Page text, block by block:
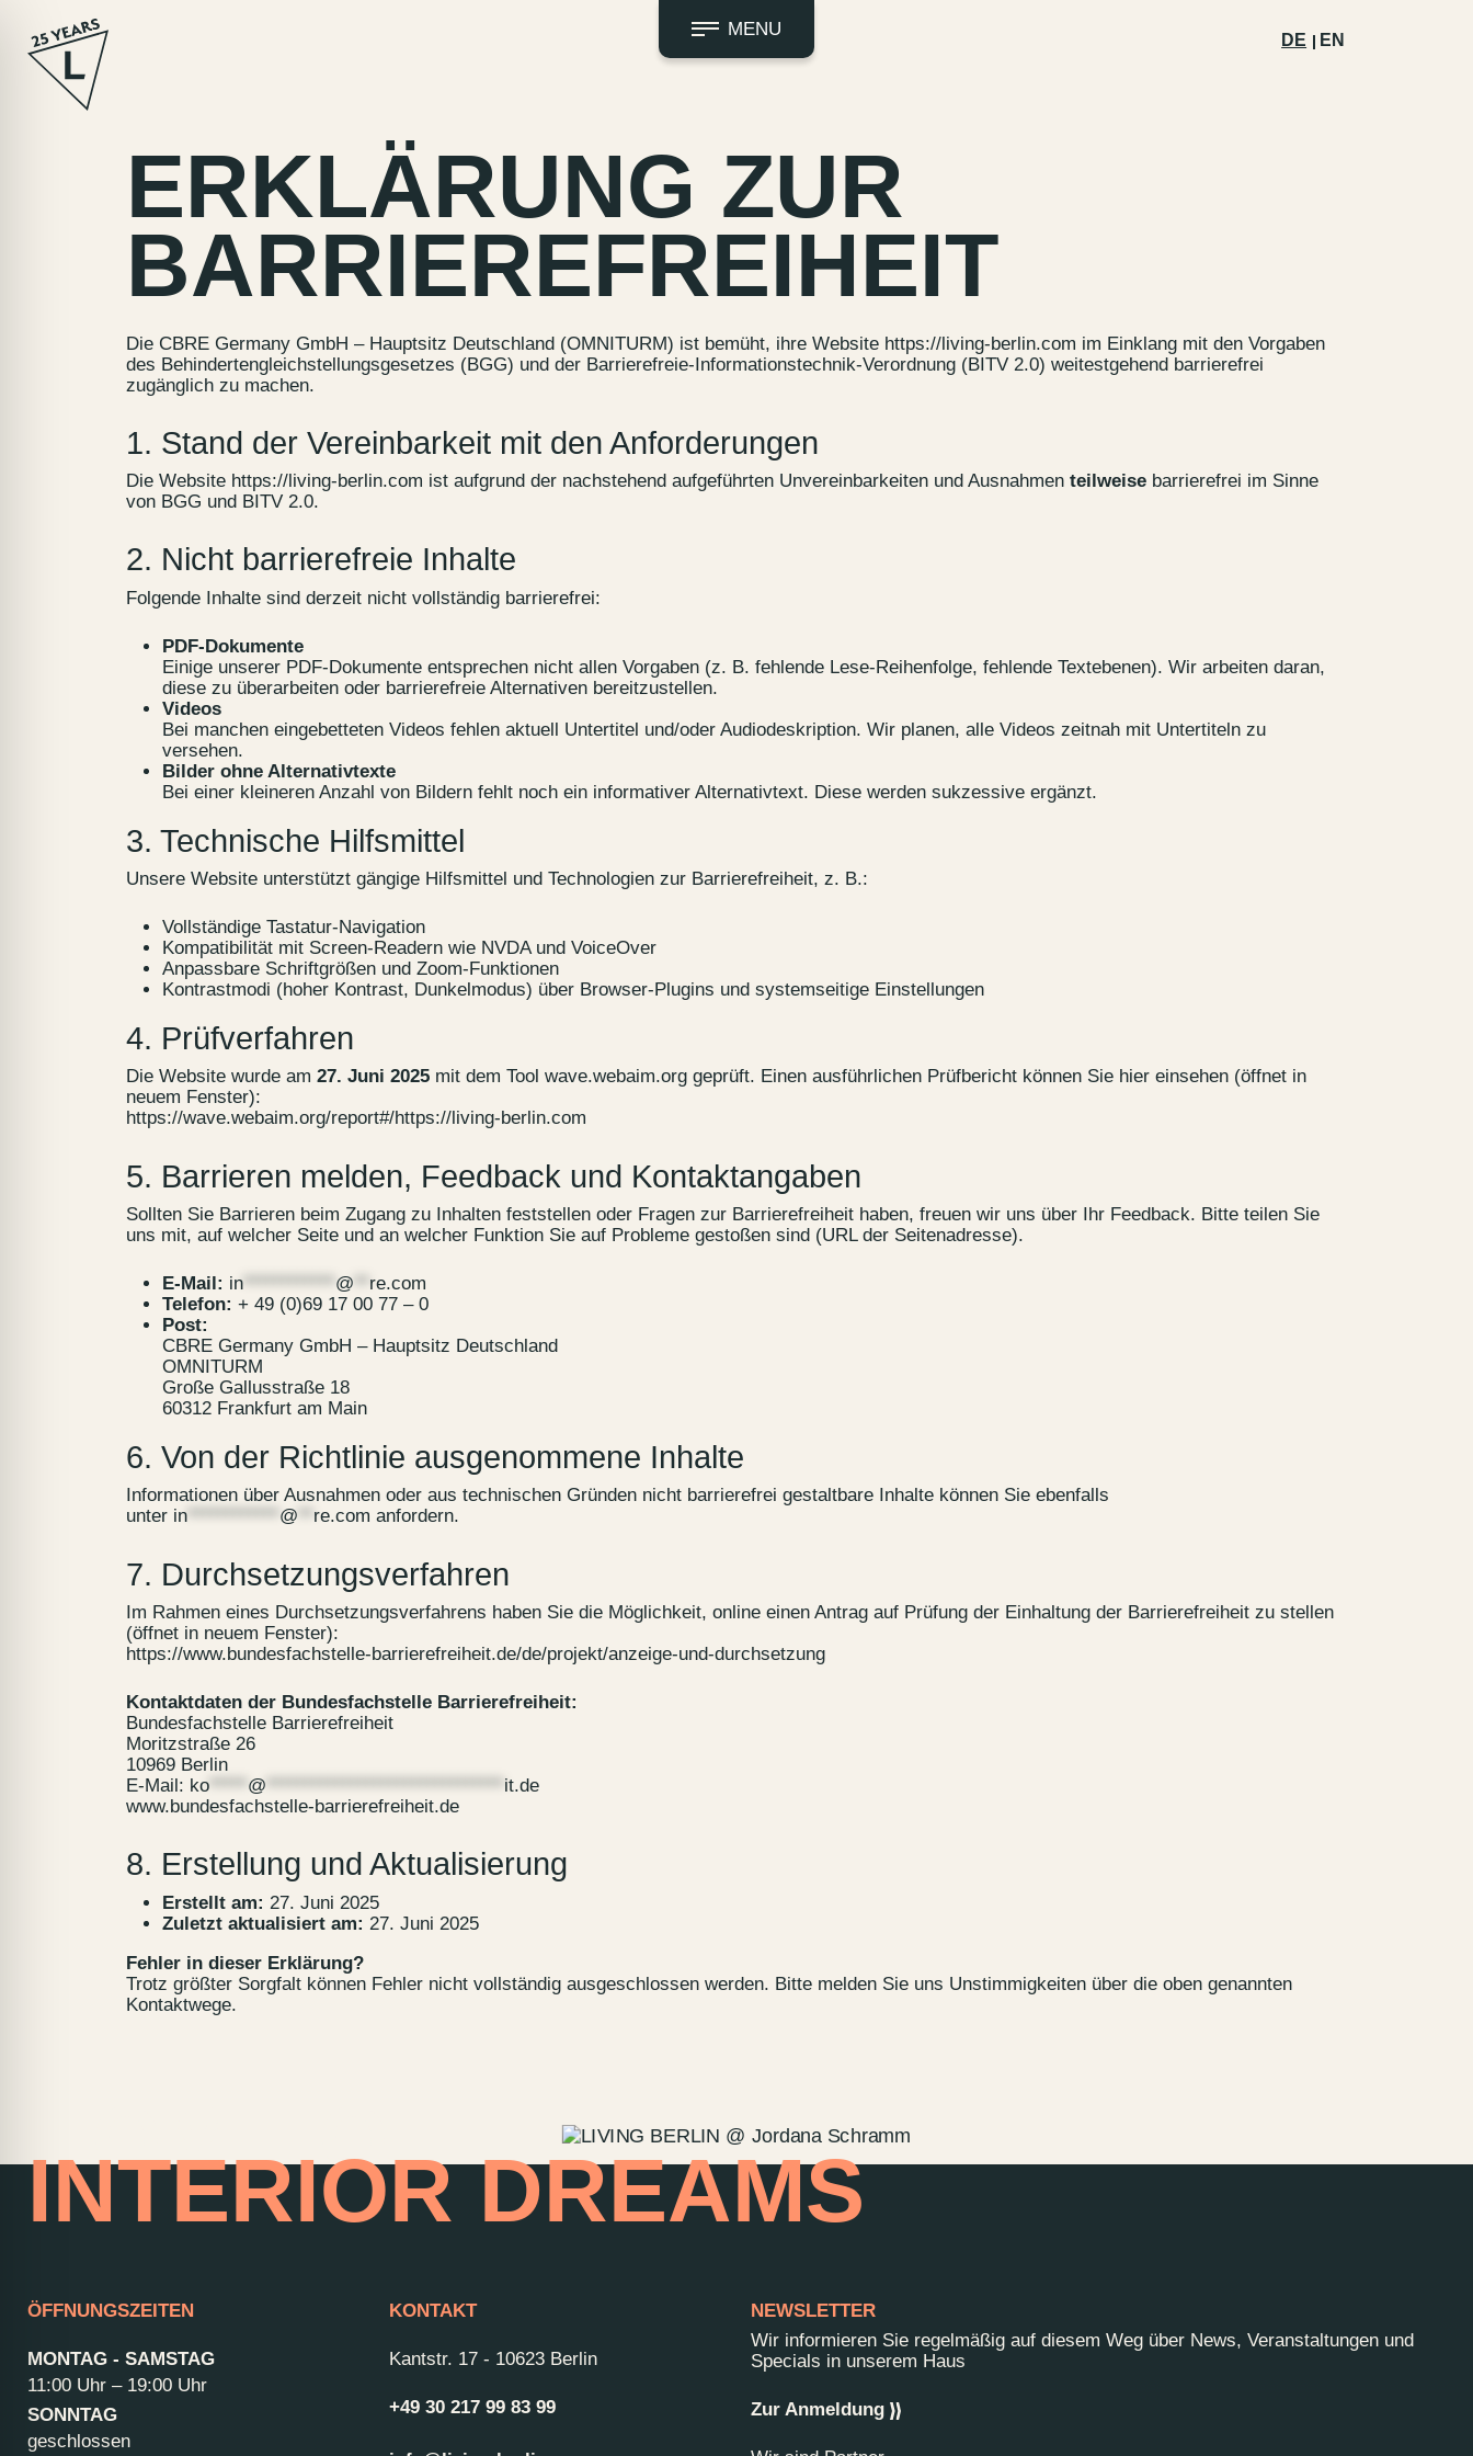
Inhalt
springen
MENU
DE EN
Kontakt
Jobs
Wedding Planner
ERKLÄRUNG ZUR
BARRIEREFREIHEIT
Die CBRE Germany GmbH – Hauptsitz Deutschland (OMNITURM) ist bemüht, ihre Website https://living-berlin.com im Einklang mit den Vorgaben
des Behindertengleichstellungsgesetzes (BGG) und der Barrierefreie-Informationstechnik-Verordnung (BITV 2.0) weitestgehend barrierefrei
zugänglich zu machen.
1. Stand der Vereinbarkeit mit den Anforderungen
Die Website https://living-berlin.com ist aufgrund der nachstehend aufgeführten Unvereinbarkeiten und Ausnahmen teilweisebarrierefrei im Sinne
von BGG und BITV 2.0.
2. Nicht barrierefreie Inhalte
Folgende Inhalte sind derzeit nicht vollständig barrierefrei:
PDF-Dokumente
Einige unserer PDF-Dokumente entsprechen nicht allen Vorgaben (z. B. fehlende Lese-Reihenfolge, fehlende Textebenen). Wir arbeiten daran,
diese zu überarbeiten oder barrierefreie Alternativen bereitzustellen.
Videos
Bei manchen eingebetteten Videos fehlen aktuell Untertitel und/oder Audiodeskription. Wir planen, alle Videos zeitnah mit Untertiteln zu
versehen.
Bilder ohne Alternativtexte
Bei einer kleineren Anzahl von Bildern fehlt noch ein informativer Alternativtext. Diese werden sukzessive ergänzt.
3. Technische Hilfsmittel
Unsere Website unterstützt gängige Hilfsmittel und Technologien zur Barrierefreiheit, z. B.:
Vollständige Tastatur-Navigation
Kompatibilität mit Screen-Readern wie NVDA und VoiceOver
Anpassbare Schriftgrößen und Zoom-Funktionen
Kontrastmodi (hoher Kontrast, Dunkelmodus) über Browser-Plugins und systemseitige Einstellungen
4. Prüfverfahren
Die Website wurde am 27. Juni 2025mit dem Tool wave.webaim.orggeprüft. Einen ausführlichen Prüfbericht können Sie hier einsehen (öffnet in
neuem Fenster):
https://wave.webaim.org/report#/https://living-berlin.com
5. Barrieren melden, Feedback und Kontaktangaben
Sollten Sie Barrieren beim Zugang zu Inhalten feststellen oder Fragen zur Barrierefreiheit haben, freuen wir uns über Ihr Feedback. Bitte teilen Sie
uns mit, auf welcher Seite und an welcher Funktion Sie auf Probleme gestoßen sind (URL der Seitenadresse).
E-Mail: in ************ @ ** re.com
Telefon: + 49 (0)69 17 00 77 – 0
Post:
CBRE Germany GmbH – Hauptsitz Deutschland
OMNITURM
Große Gallusstraße 18
60312 Frankfurt am Main
6. Von der Richtlinie ausgenommene Inhalte
Informationen über Ausnahmen oder aus technischen Gründen nicht barrierefrei gestaltbare Inhalte können Sie ebenfalls
unter in************ @ ** re.com anfordern.
7. Durchsetzungsverfahren
Im Rahmen eines Durchsetzungsverfahrens haben Sie die Möglichkeit, online einen Antrag auf Prüfung der Einhaltung der Barrierefreiheit zu stellen
(öffnet in neuem Fenster):
https://www.bundesfachstelle-barrierefreiheit.de/de/projekt/anzeige-und-durchsetzung
Kontaktdaten der Bundesfachstelle Barrierefreiheit:
Bundesfachstelle Barrierefreiheit
Moritzstraße 26
10969 Berlin
E-Mail: ko***** @ ******************************* it.de
www.bundesfachstelle-barrierefreiheit.de
8. Erstellung und Aktualisierung
Erstellt am: 27. Juni 2025
Zuletzt aktualisiert am: 27. Juni 2025
Fehler in dieser Erklärung?
Trotz größter Sorgfalt können Fehler nicht vollständig ausgeschlossen werden. Bitte melden Sie uns Unstimmigkeiten über die oben genannten
Kontaktwege.
HOME OF
INTERIOR DREAMS
ÖFFNUNGSZEITEN
MONTAG - SAMSTAG
11:00 Uhr – 19:00 Uhr
SONNTAG
geschlossen
KONTAKT
Kantstr. 17- 10623 Berlin
+49 30 217 99 83 99
NEWSLETTER
Wir informieren Sie regelmäßig auf diesem Weg über News, Veranstaltungen und
Specials in unserem Haus
Zur Anmeldung